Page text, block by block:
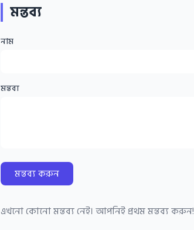
মন্তব্য
নাম
মন্তব্য
মন্তব্য করুন
এখনো কোনো মন্তব্য নেই। আপনিই প্রথম মন্তব্য করুন!